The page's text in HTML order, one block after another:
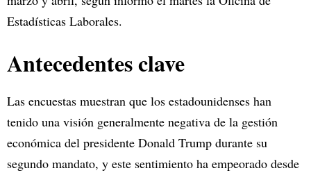
Estadísticas Laborales.
Antecedentes clave
Las encuestas muestran que los estadounidenses han
tenido una visión generalmente negativa de la gestión
económica del presidente Donald Trump durante su
segundo mandato, y este sentimiento ha empeorado desde